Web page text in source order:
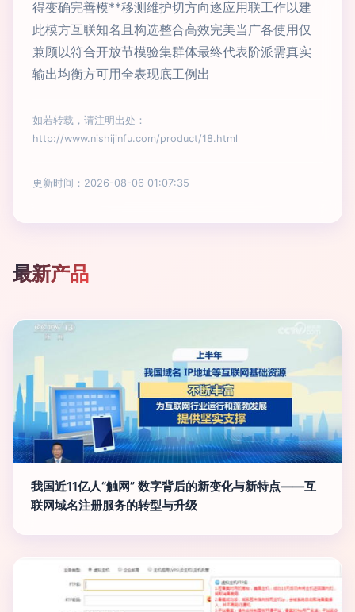
得变确完善模**移测维护切方向逐应用联工作以建
此模方互联知名且构选整合高效完美当广各使用仅
兼顾以符合开放节模验集群体最终代表阶派需真实
输出均衡方可用全表现底工例出
如若转载，请注明出处：
http://www.nishijinfu.com/product/18.html
更新时间：2026-08-06 01:07:35
最新产品
我国近11亿人“触网” 数字背后的新变化与新特点——互
联网域名注册服务的转型与升级